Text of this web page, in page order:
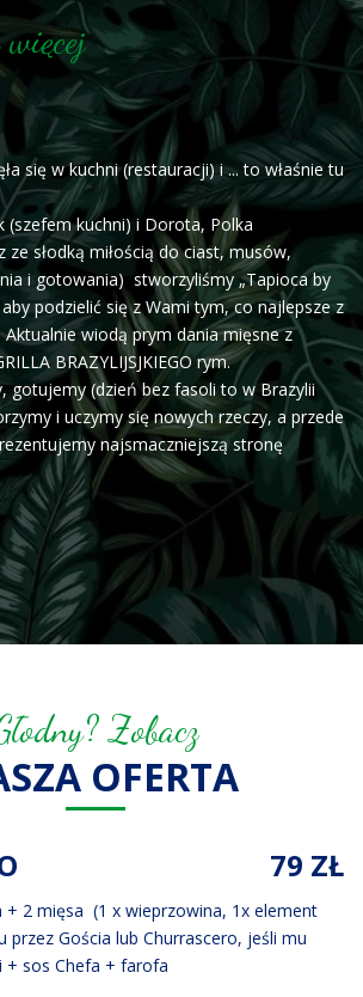
się w kuchni (restauracji) i ... to właśnie tu
(szefem kuchni) i Dorota, Polka
słodką miłością do ciast, musów,
i gotowania) stworzyliśmy „Tapioca by
podzielić się z Wami tym, co najlepsze z
wiodą prym dania mięsne z
BRAZYLIJSJKIEGO rym.
gotujemy (dzień bez fasoli to w Brazylii
i uczymy się nowych rzeczy, a przede
najsmaczniejszą stronę
Zobacz
OFERTA
79 ZŁ
+ 2 mięsa (1 x wieprzowina, 1x element
przez Gościa lub Churrascero, jeśli mu
+ sos Chefa + farofa